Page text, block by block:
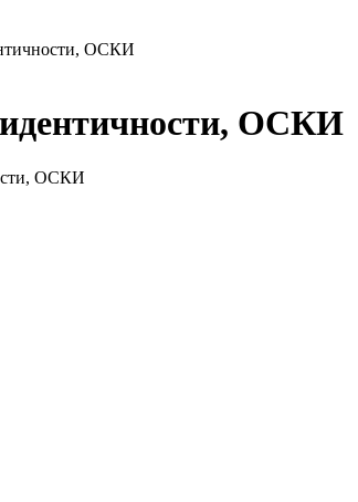
ОСКИ
идентичности, ОСКИ
ОСКИ